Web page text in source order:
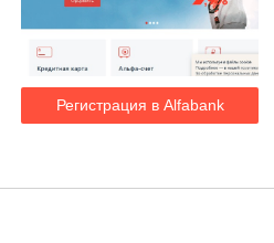
Регистрация в Alfabank